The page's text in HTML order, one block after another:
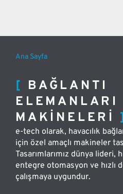
VANA
ÖZEL
ROBOTIK
DESTEK VE
DISTRIBÜTORLER
Ana Sayfa
BAĞLANTI
ELEMANLARI
MAKINELERI
e-tech olarak, havacılık
için özel amaçlı makineler
Tasarımlarımız dünya lideri,
entegre otomasyon ve hızlı
çalışmaya uygundur.